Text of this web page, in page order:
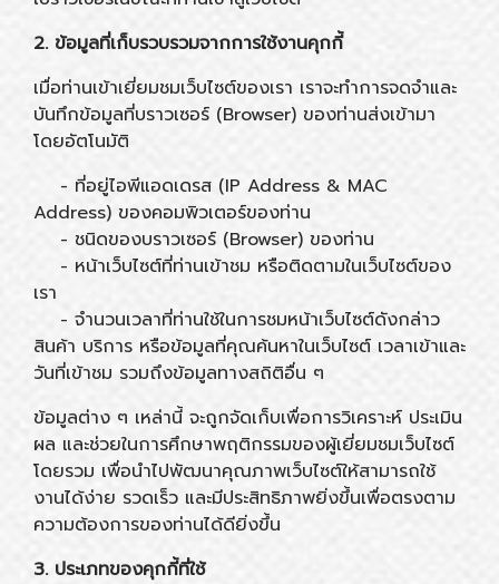
2. ข้อมูลที่เก็บรวบรวมจากการใช้งานคุกกี้
เมื่อท่านเข้าเยี่ยมชมเว็บไซต์ของเรา เราจะทำการจดจำและ
บันทึกข้อมูลที่บราวเซอร์ (Browser) ของท่านส่งเข้ามา
โดยอัตโนมัติ
- ที่อยู่ไอพีแอดเดรส (IP Address & MAC
Address) ของคอมพิวเตอร์ของท่าน
- ชนิดของบราวเซอร์ (Browser) ของท่าน
- หน้าเว็บไซต์ที่ท่านเข้าชม หรือติดตามในเว็บไซต์ของ
เรา
- จำนวนเวลาที่ท่านใช้ในการชมหน้าเว็บไซต์ดังกล่าว
สินค้า บริการ หรือข้อมูลที่คุณค้นหาในเว็บไซต์ เวลาเข้าและ
วันที่เข้าชม รวมถึงข้อมูลทางสถิติอื่น ๆ
ข้อมูลต่าง ๆ เหล่านี้ จะถูกจัดเก็บเพื่อการวิเคราะห์ ประเมิน
ผล และช่วยในการศึกษาพฤติกรรมของผู้เยี่ยมชมเว็บไซต์
โดยรวม เพื่อนำไปพัฒนาคุณภาพเว็บไซต์ให้สามารถใช้
งานได้ง่าย รวดเร็ว และมีประสิทธิภาพยิ่งขึ้นเพื่อตรงตาม
ความต้องการของท่านได้ดียิ่งขึ้น
3. ประเภทของคุกกี้ที่ใช้